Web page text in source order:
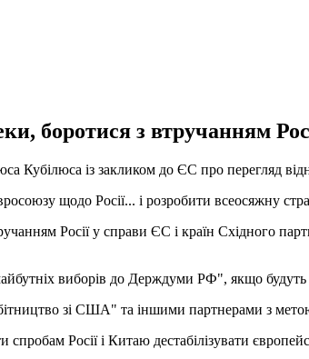
боротися з втручанням
Кубілюса із закликом до ЄС про перегляд
щодо Росії... і розробити всеосяжну
Росії у справи ЄС і країн Східного
виборів до Держдуми РФ", якщо
зі США" та іншими партнерами з метою
Росії і Китаю дестабілізувати